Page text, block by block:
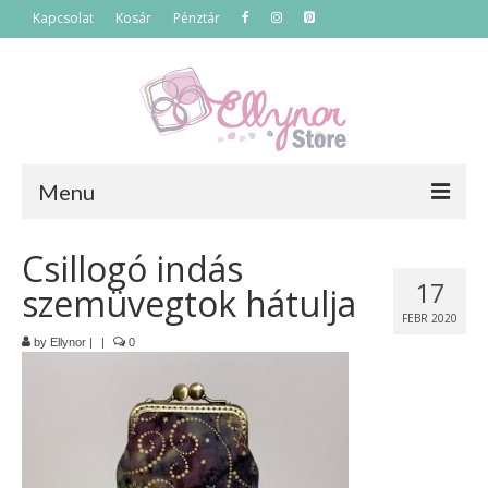
Kapcsolat Kosár Pénztár
Menu
Főoldal
Termékek
Szettek
Akciós termékek
Táskák
Neszeszerek
17
FEBR 2020
Csillogó indás
szemüvegtok hátulja
by Ellynor | | 0